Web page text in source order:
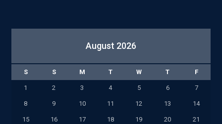
August 2026
S S M T W T F
1 2 3 4 5 6 7
8 9 10 11 12 13 14
15 16 17 18 19 20 21